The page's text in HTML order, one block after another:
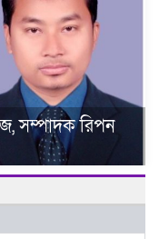
সম্পাদক রিপন